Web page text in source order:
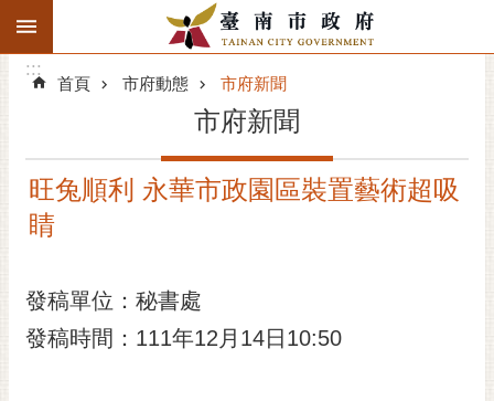
跳到主要內容區塊
搜
階
精彩府城
市府團隊
主題服務
:::
:::
首頁 市府動態 市府新聞
市府新聞
旺兔順利 永華市政園區裝置藝術超吸
睛
發稿單位：秘書處
發稿時間：111年12月14日10:50